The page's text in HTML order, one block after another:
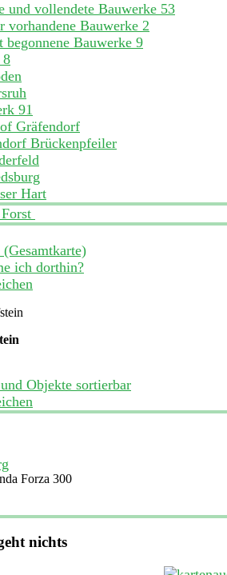
und vollendete Bauwerke 53
vorhandene Bauwerke 2
begonnene Bauwerke 9
8
91
Gräfendorf
Brückenpfeiler
Hart
ich dorthin?
Objekte sortierbar
Forza 300
nichts